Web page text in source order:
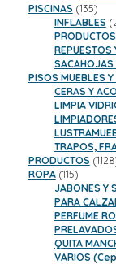
PISCINAS 135135
INFLABLES
REPUESTOS
SACAHOJAS
PISOS MUEBLES
CERAS Y
LIMPIA
TRAPOS,
PRODUCTOS 1128
ROPA 115115
JABONES Y
PARA
PERFUME
QUITA
VARIOS